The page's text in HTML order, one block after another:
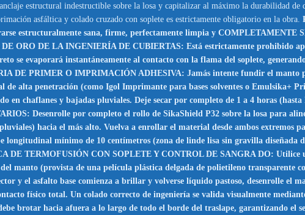
estructural indestructible sobre la losa y capitalizar al máximo la durabilidad
asfáltica y colado cruzado con soplete es estrictamente obligatorio en la obra.
estructuralmente sana, firme, perfectamente limpia y COMPLETAMENTE
ORO DE LA INGENIERÍA DE CUBIERTAS: Está estrictamente prohibido
se evaporará instantáneamente al contacto con la flama del soplete,
DE PRIMER O IMPRIMACIÓN ADHESIVA: Jamás intente fundir el manto
alta penetración (como Igol Imprimante para bases solventes o Emulsika+
en chaflanes y bajadas pluviales. Deje secar por completo de 1 a 4 horas
Desenrolle por completo el rollo de SikaShield P32 sobre la losa para
hacia el más alto. Vuelva a enrollar el material desde ambos
mínimo de 10 centímetros (zona de linde lisa sin gravilla diseñada
DE TERMOFUSIÓN CON SOPLETE Y CONTROL DE SANGRA DO: Utilice
manto (provista de una película plástica delgada de polietileno transparente
y el asfalto base comienza a brillar y volverse líquido pastoso, desenrolle el
físico total. Un colado correcto de ingeniería se valida visualmente
brotar hacia afuera a lo largo de todo el borde del traslape, garantizando el